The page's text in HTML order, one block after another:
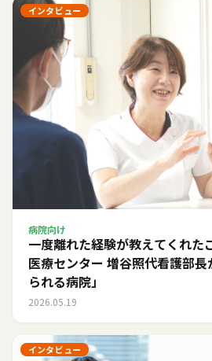
インタビュー
病院向け
一度離れた経験が教えてくれ
医療センター 増谷照代看護部
られる病院」
2026.05.19
インタビュー